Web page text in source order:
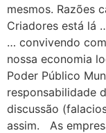
mesmos. Razões
Criadores está lá
… convivendo
nossa economia
Poder Público
responsabilidade
discussão
assim. As